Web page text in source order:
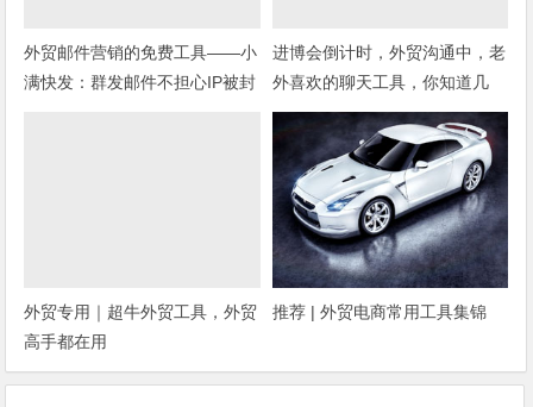
外贸邮件营销的免费工具——小
满快发：群发邮件不担心IP被封
进博会倒计时，外贸沟通中，老
外喜欢的聊天工具，你知道几
种？
外贸专用｜超牛外贸工具，外贸
高手都在用
推荐 | 外贸电商常用工具集锦